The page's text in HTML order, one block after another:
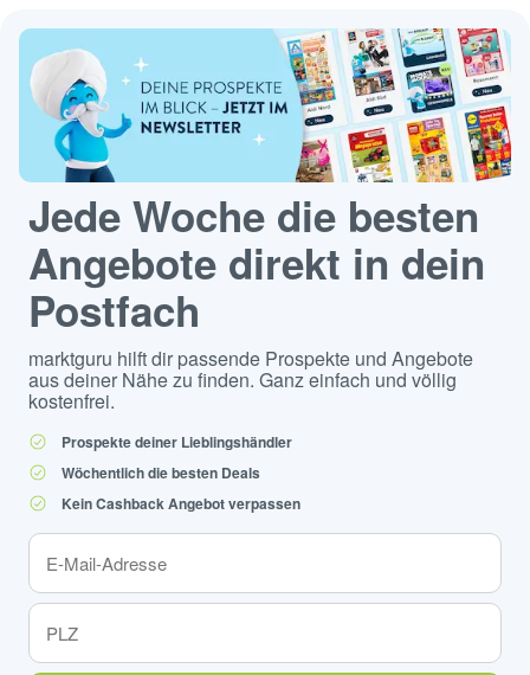
Jede Woche die besten
Angebote direkt in dein
Postfach
marktguru hilft dir passende Prospekte und Angebote
aus deiner Nähe zu finden. Ganz einfach und völlig
kostenfrei.
Prospekte deiner Lieblingshändler
Wöchentlich die besten Deals
Kein Cashback Angebot verpassen